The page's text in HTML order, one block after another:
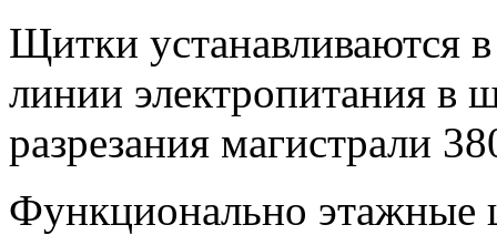
Щитки устанавливаются
линии электропитания в
разрезания магистрали
Функционально этажные